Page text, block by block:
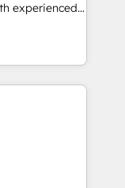
your
those with
and
experienced,
HubSpot
Hub,
customers
of the Year
in HubSpot
home
and